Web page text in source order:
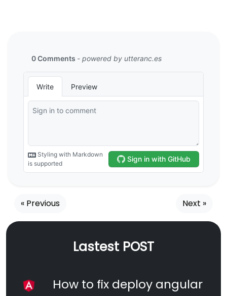
« Previous Next »
Lastest POST
How to fix deploy angular